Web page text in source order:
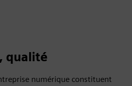
qualité
numérique constituent